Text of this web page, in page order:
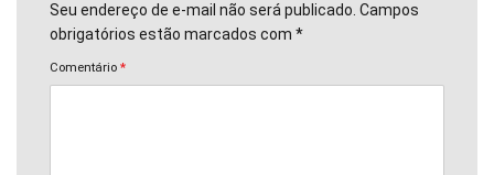
Seu endereço de e-mail não será publicado. Campos
obrigatórios estão marcados com *
Comentário *